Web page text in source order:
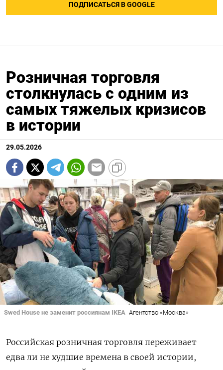
ПОДПИСАТЬСЯ В GOOGLE
Розничная торговля
столкнулась с одним из
самых тяжелых кризисов
в истории
29.05.2026
Swed House не заменит россиянам IKEA Агентство «Москва»
Российская розничная торговля переживает
едва ли не худшие времена в своей истории,